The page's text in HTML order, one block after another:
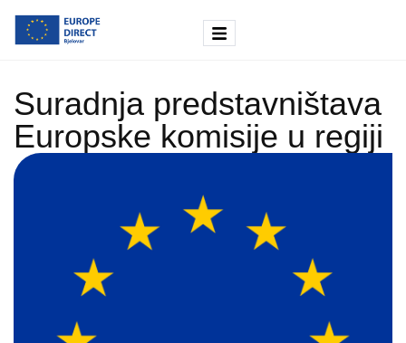
Suradnja predstavništava
Europske komisije u regiji